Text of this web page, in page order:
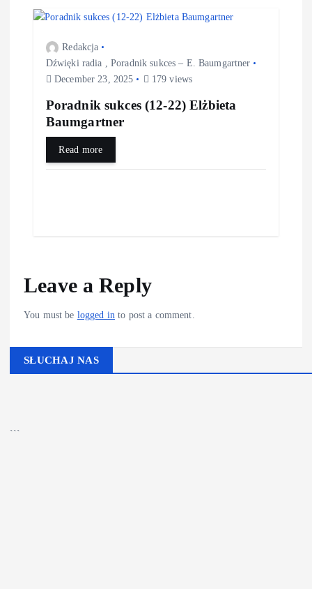
Redakcja
Dźwięki radia ,Poradnik sukces – E. Baumgartner
December 23, 2025
179 views
Poradnik sukces (12-22) Elżbieta
Baumgartner
Read more
Leave a Reply
You must be logged in to post a comment.
SŁUCHAJ NAS
```